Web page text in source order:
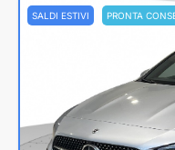
SALDI ESTIVI PRONTA